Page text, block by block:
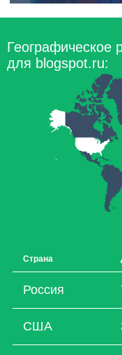
Географическое
для blogspot.ru:
Страна
Россия
США